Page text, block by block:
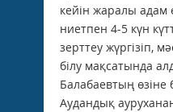
кейін жаралы адам
ниетпен 4-5 күн
зерттеу жүргізіп,
білу мақсатында
Балабаевтың
Аудандық